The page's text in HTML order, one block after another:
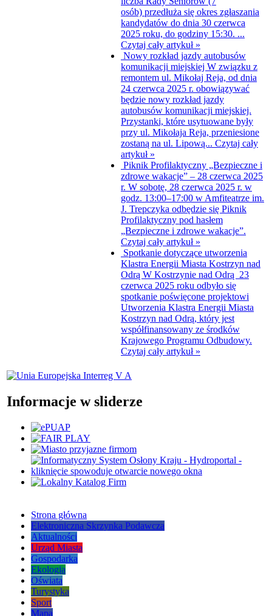
osób) przedłuża się okres zgłaszania
kandydatów do dnia 30 czerwca
2025 roku, do godziny 15:30. ...
Czytaj cały artykuł »
Nowy rozkład jazdy autobusów
komunikacji miejskiej W związku z
remontem ul. Mikołaj Reja, od dnia
24 czerwca 2025 r. obowiązywać
będzie nowy rozkład jazdy
autobusów komunikacji miejskiej.
Przystanki, które usytuowane były
przy ul. Mikołaja Reja, przeniesione
zostaną na ul. Lipową... Czytaj cały
artykuł »
Piknik Profilaktyczny „Bezpieczne i
zdrowe wakacje” – 28 czerwca 2025
r. W sobotę, 28 czerwca 2025 r. w
godz. 13:00–17:00 w Amfiteatrze im.
J. Trepczyka odbędzie się Piknik
Profilaktyczny pod hasłem
„Bezpieczne i zdrowe wakacje”.
Czytaj cały artykuł »
Spotkanie dotyczące utworzenia
Klastra Energii Miasta Kostrzyn nad
Odrą W Kostrzynie nad Odrą 23
czerwca 2025 roku odbyło się
spotkanie poświęcone projektowi
Utworzenia Klastra Energii Miasta
Kostrzyn nad Odrą, który jest
współfinansowany ze środków
Krajowego Programu Odbudowy.
Czytaj cały artykuł »
Informacje w sliderze
Strona główna
Elektroniczna Skrzynka Podawcza
Aktualności
Urząd Miasta
Gospodarka
Ekologia
Oświata
Turystyka
Sport
Mapa